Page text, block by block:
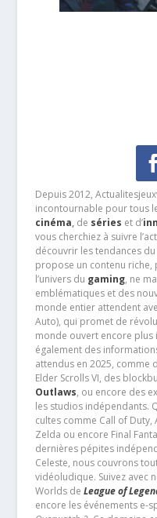
Depuis 2012,
incontournable pour tous
cinéma,de séries et d’
vous cherchiez à suivre
découvrir les tendances
propose un contenu riche,
l’univers du gaming, ne
emblématiques et des
monde entier attendent
Auto), qui promet de
monde ouvert encore
également des
attendus en 2025, comme
Elder Scrolls VI, des
Outlaws, ou encore des
les studios indépendants.
cultes comme Call of Duty,
Zelda ou encore Final
dernières pépites
Celeste, nous couvrons
vidéoludique. Suivez avec
Worlds de League of
encore les événements e-